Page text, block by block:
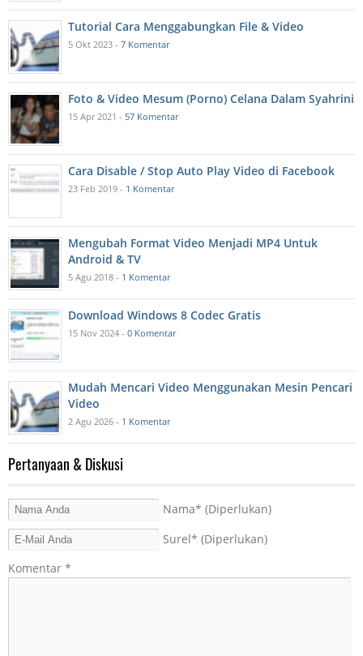
Tutorial Cara Menggabungkan File & Video
5 Okt 2023 - 7 Komentar
Foto & Video Mesum (Porno) Celana Dalam Syahrini
15 Apr 2021 - 57 Komentar
Cara Disable / Stop Auto Play Video di Facebook
23 Feb 2019 - 1 Komentar
Mengubah Format Video Menjadi MP4 Untuk
Android & TV
5 Agu 2018 - 1 Komentar
Download Windows 8 Codec Gratis
15 Nov 2024 - 0 Komentar
Mudah Mencari Video Menggunakan Mesin Pencari
Video
2 Agu 2026 - 1 Komentar
Pertanyaan & Diskusi
Nama* (Diperlukan)
Surel* (Diperlukan)
Komentar *